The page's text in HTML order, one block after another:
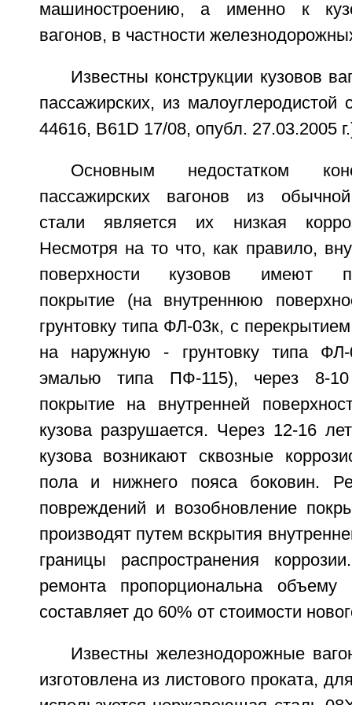
машиностроению, а именно к
вагонов, в частности
Известны конструкции кузовов
пассажирских, из
44616, В61D 17/08, опубл. 27.03.2005
Основным недостатком
пассажирских вагонов из
стали является их низкая
Несмотря на то что, как правило,
поверхности кузовов имеют
покрытие (на внутреннюю
грунтовку типа ФЛ-03к, с
на наружную - грунтовку типа
эмалью типа ПФ-115), через 8-10
покрытие на внутренней
кузова разрушается. Через 12-16
кузова возникают сквозные
пола и нижнего пояса боковин.
повреждений и возобновление
производят путем вскрытия
границы распространения
ремонта пропорциональна объему
составляет до 60% от стоимости
Известны железнодорожные
изготовлена из листового проката,